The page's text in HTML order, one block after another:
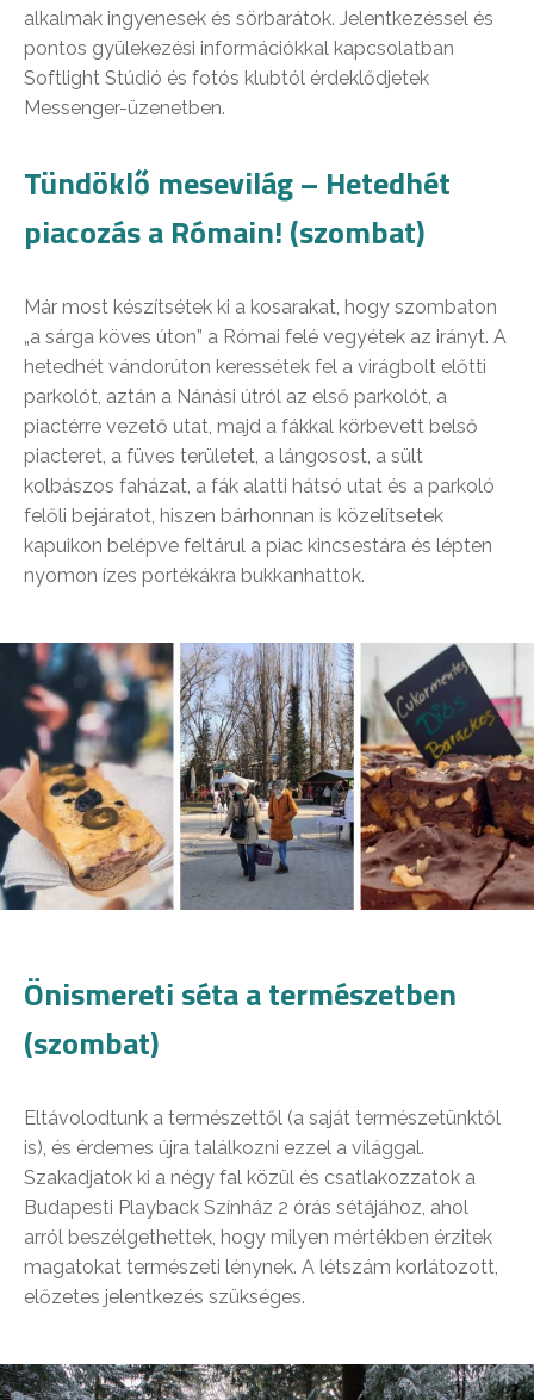
alkalmak ingyenesek és sörbarátok. Jelentkezéssel és
pontos gyülekezési információkkal kapcsolatban
Softlight Stúdió és fotós klubtól érdeklődjetek
Messenger-üzenetben.
Tündöklő mesevilág – Hetedhét
piacozás a Rómain! (szombat)
Már most készítsétek ki a kosarakat, hogy szombaton
„a sárga köves úton” a Római felé vegyétek az irányt. A
hetedhét vándorúton keressétek fel a virágbolt előtti
parkolót, aztán a Nánási útról az első parkolót, a
piactérre vezető utat, majd a fákkal körbevett belső
piacteret, a füves területet, a lángosost, a sült
kolbászos faházat, a fák alatti hátsó utat és a parkoló
felőli bejáratot, hiszen bárhonnan is közelítsetek
kapuikon belépve feltárul a piac kincsestára és lépten
nyomon ízes portékákra bukkanhattok.
Önismereti séta a természetben
(szombat)
Eltávolodtunk a természettől (a saját természetünktől
is), és érdemes újra találkozni ezzel a világgal.
Szakadjatok ki a négy fal közül és csatlakozzatok a
Budapesti Playback Színház 2 órás sétájához, ahol
arról beszélgethettek, hogy milyen mértékben érzitek
magatokat természeti lénynek. A létszám korlátozott,
előzetes jelentkezés szükséges.